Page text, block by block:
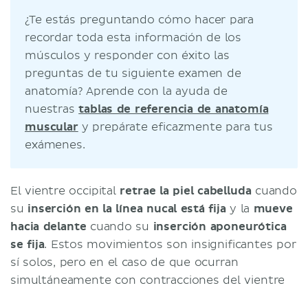
¿Te estás preguntando cómo hacer para
recordar toda esta información de los
músculos y responder con éxito las
preguntas de tu siguiente examen de
anatomía? Aprende con la ayuda de
nuestrastablas de referencia de anatomía
musculary prepárate eficazmente para tus
exámenes.
El vientre occipital retrae la piel cabelluda cuando
su inserción en la línea nucal está fija y la mueve
hacia delante cuando su inserción aponeurótica
se fija. Estos movimientos son insignificantes por
sí solos, pero en el caso de que ocurran
simultáneamente con contracciones del vientre